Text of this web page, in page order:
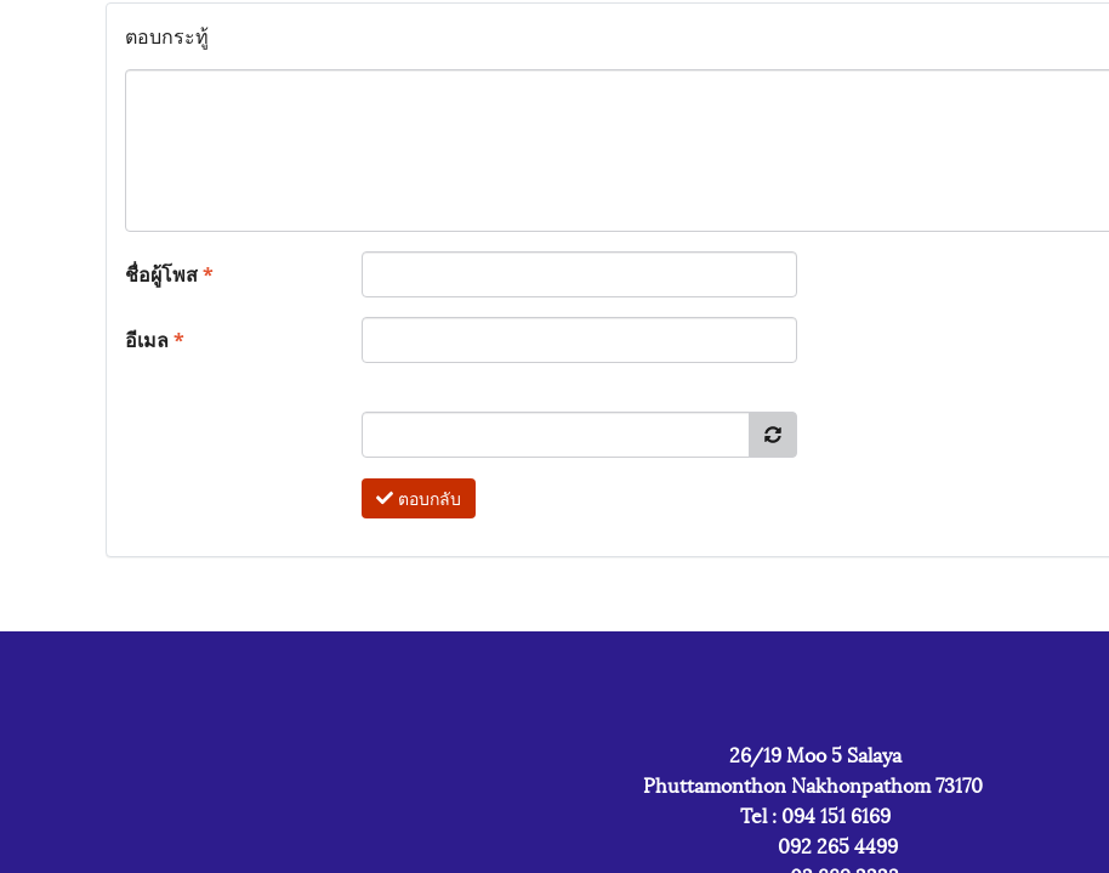
ตอบกระทู้
ชื่อผู้โพส*
อีเมล*
ตอบกลับ
26/19 Moo 5 Salaya
Phuttamonthon Nakhonpathom 73170
Tel : 094 151 6169
092 265 4499